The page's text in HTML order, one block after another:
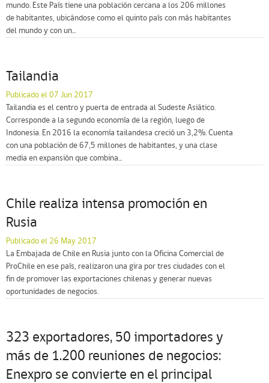
mundo. Este País tiene una población cercana a los 206 millones
de habitantes, ubicándose como el quinto país con más habitantes
del mundo y con un...
Tailandia
Publicado el 07 Jun 2017
Tailandia es el centro y puerta de entrada al Sudeste Asiático.
Corresponde a la segundo economía de la región, luego de
Indonesia. En 2016 la economía tailandesa creció un 3,2%. Cuenta
con una población de 67,5 millones de habitantes, y una clase
media en expansión que combina...
Chile realiza intensa promoción en
Rusia
Publicado el 26 May 2017
La Embajada de Chile en Rusia junto con la Oficina Comercial de
ProChile en ese país, realizaron una gira por tres ciudades con el
fin de promover las exportaciones chilenas y generar nuevas
oportunidades de negocios.
323 exportadores, 50 importadores y
más de 1.200 reuniones de negocios:
Enexpro se convierte en el principal